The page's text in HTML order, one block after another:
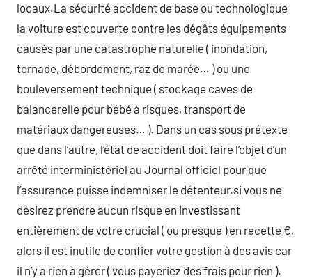
locaux.La sécurité accident de base ou technologique
la voiture est couverte contre les dégâts équipements
causés par une catastrophe naturelle ( inondation,
tornade, débordement, raz de marée… ) ou une
bouleversement technique ( stockage caves de
balancerelle pour bébé à risques, transport de
matériaux dangereuses… ). Dans un cas sous prétexte
que dans l’autre, l’état de accident doit faire l’objet d’un
arrêté interministériel au Journal officiel pour que
l’assurance puisse indemniser le détenteur.si vous ne
désirez prendre aucun risque en investissant
entièrement de votre crucial ( ou presque ) en recette €,
alors il est inutile de confier votre gestion à des avis car
il n’y a rien à gérer ( vous payeriez des frais pour rien ).